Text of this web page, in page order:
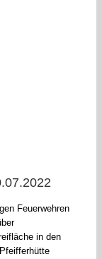
Feuerwehren
in den